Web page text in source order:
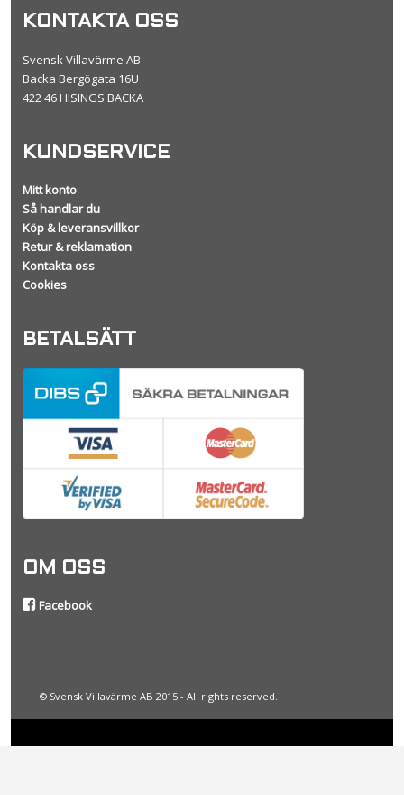
KONTAKTA OSS
Svensk Villavärme AB
Backa Bergögata 16U
422 46 HISINGS BACKA
KUNDSERVICE
Mitt konto
Så handlar du
Köp & leveransvillkor
Retur & reklamation
Kontakta oss
Cookies
BETALSÄTT
OM OSS
Facebook
© Svensk Villavärme AB 2015 - All rights reserved.